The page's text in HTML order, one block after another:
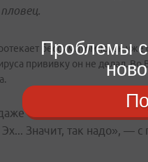
бессимптомно, он уже
прививку он не делал. Во
если в ближайшее
Значит, так надо», —
Проблемы